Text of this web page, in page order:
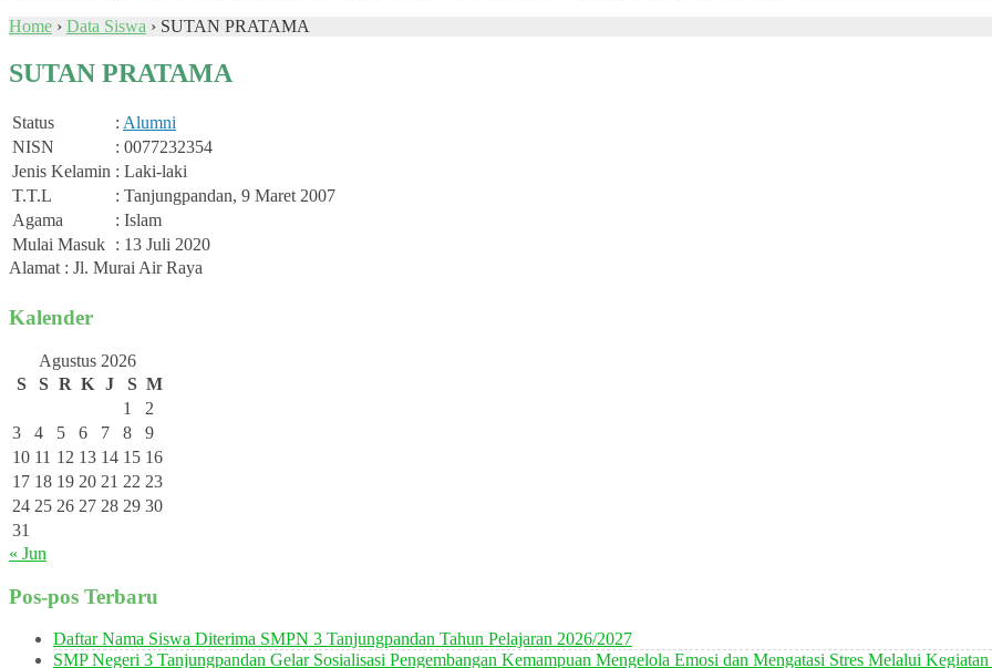
Home › Data Siswa › SUTAN PRATAMA
SUTAN PRATAMA
Status : Alumni
NISN
: 0077232354
Jenis Kelamin : Laki-laki
T.T.L
: Tanjungpandan, 9 Maret 2007
Agama
: Islam
Mulai Masuk : 13 Juli 2020
Alamat : Jl. Murai Air Raya
Kalender
Agustus 2026
S
S R K J S M
1
2
3
4 5 6 7 8
9
10 11 12 13 14 15 16
17 18 19 20 21 22 23
24 25 26 27 28 29 30
31
« Jun
Pos-pos Terbaru
Daftar Nama Siswa Diterima SMPN 3 Tanjungpandan Tahun Pelajaran 2026/2027
SMP Negeri 3 Tanjungpandan Gelar Sosialisasi Pengembangan Kemampuan Mengelola Emosi dan Mengatasi Stres Melalui